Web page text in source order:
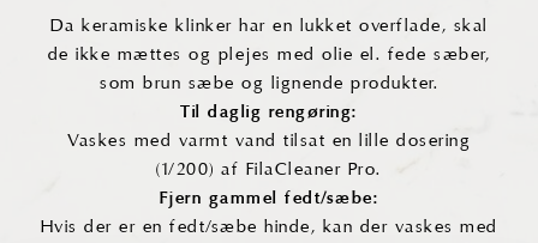
Da keramiske klinker har en lukket overflade, skal
de ikke mættes og plejes med olie el. fede sæber,
som brun sæbe og lignende produkter.
Til daglig rengøring:
Vaskes med varmt vand tilsat en lille dosering
(1/200) af FilaCleaner Pro.
Fjern gammel fedt/sæbe:
Hvis der er en fedt/sæbe hinde, kan der vaskes med